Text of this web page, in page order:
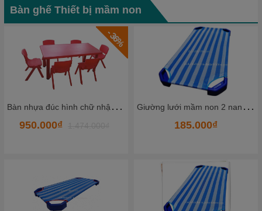
Bàn ghế Thiết bị mầm non
B
àn nhựa đúc hình chữ nhật 60*120cm G
iường lưới mầm non 2 nan sơn tĩnh điện
1.050.000₫